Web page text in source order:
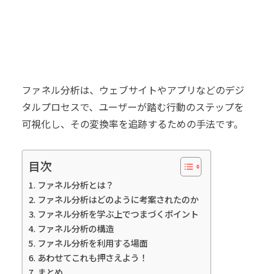
ファネル分析は、ウェブサイトやアプリなどのデジ
タルプロセスで、ユーザーが踏む行動のステップを
可視化し、その変換率を追跡するための手法です。
目次
ファネル分析とは？
ファネル分析はどのように考案されたのか
ファネル分析を学ぶ上でつまづくポイント
ファネル分析の構造
ファネル分析を利用する場面
あわせてこれも押さえよう！